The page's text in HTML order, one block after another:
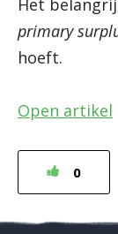
Het
primary
hoeft.
Open artikel
0